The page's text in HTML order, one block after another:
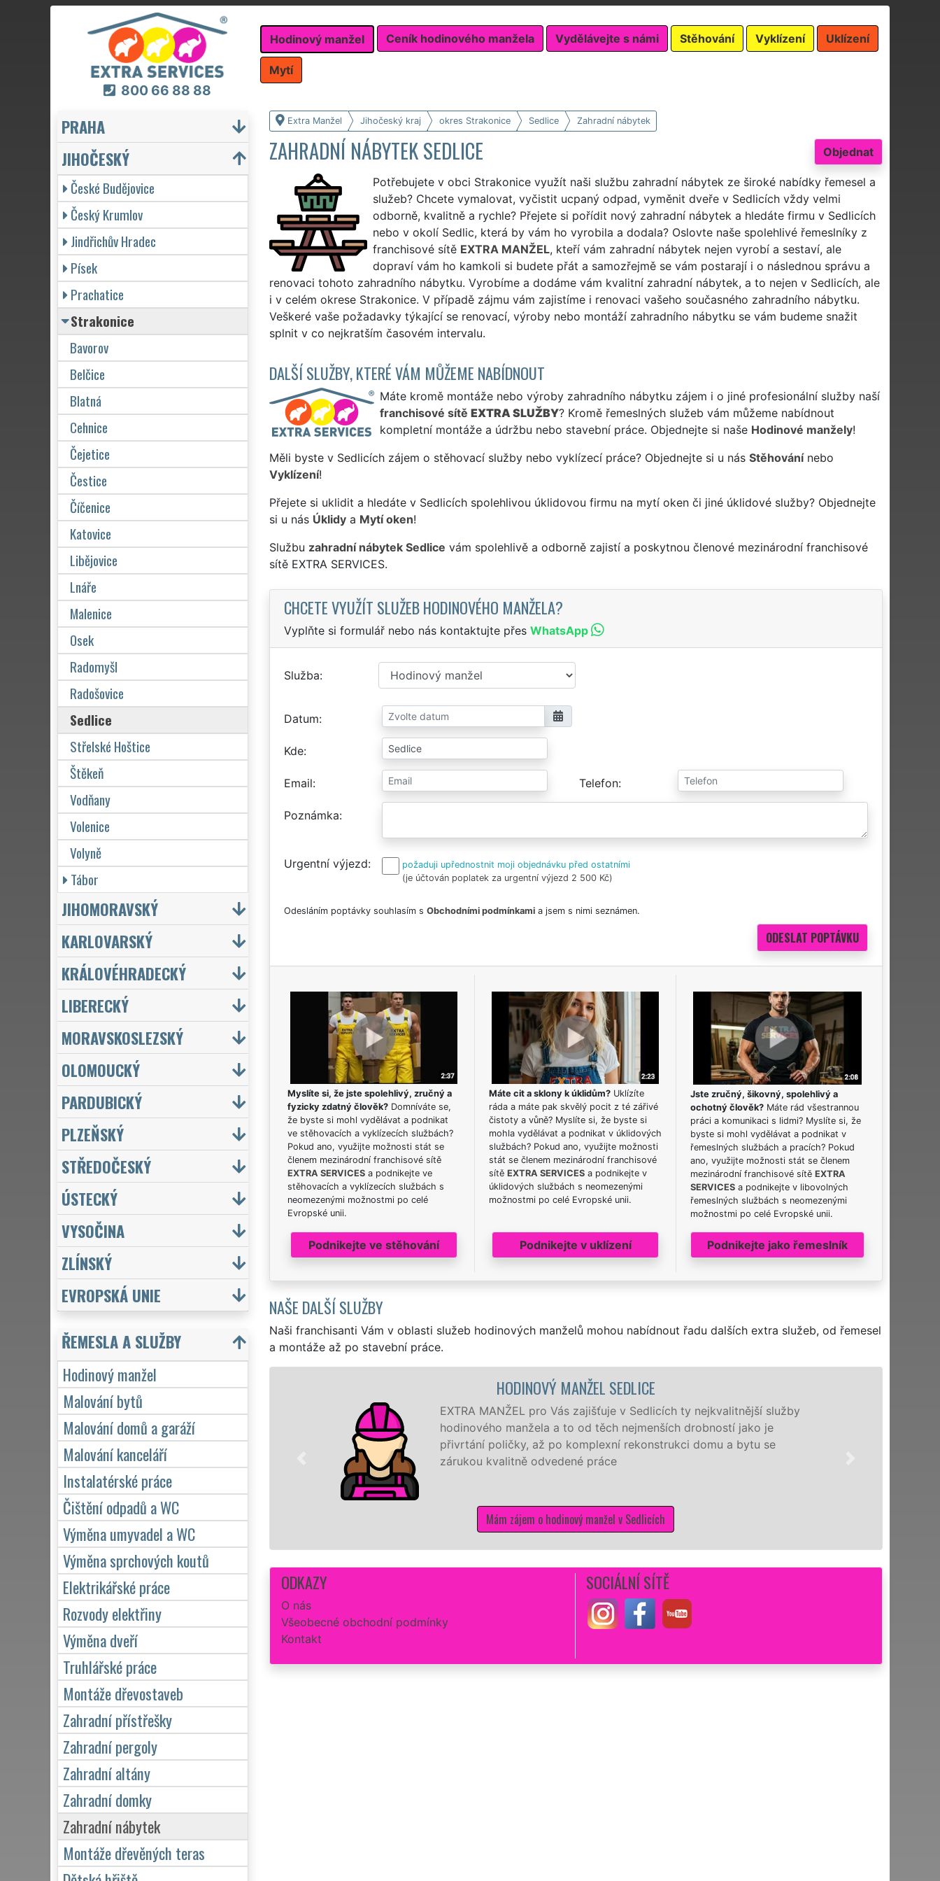
800 66 88 88
Hodinový manžel Ceník hodinového manžela Vydělávejte s námi Stěhování Vyklízení Uklízení
Mytí
Extra Manžel Jihočeský kraj okres Strakonice Sedlice Zahradní nábytek
Objednat
ZAHRADNÍ NÁBYTEK SEDLICE
Potřebujete v obci Strakonice využít naši službu zahradní nábytek ze široké nabídky řemesel a
služeb? Chcete vymalovat, vyčistit ucpaný odpad, vyměnit dveře v Sedlicích vždy velmi
odborně, kvalitně a rychle? Přejete si pořídit nový zahradní nábytek a hledáte firmu v Sedlicích
nebo v okolí Sedlic, která by vám ho vyrobila a dodala? Oslovte naše spolehlivé řemeslníky z
franchisové sítě EXTRA MANŽEL, kteří vám zahradní nábytek nejen vyrobí a sestaví, ale
dopraví vám ho kamkoli si budete přát a samozřejmě se vám postarají i o následnou správu a
renovaci tohoto zahradního nábytku. Vyrobíme a dodáme vám kvalitní zahradní nábytek, a to nejen v Sedlicích, ale
i v celém okrese Strakonice. V případě zájmu vám zajistíme i renovaci vašeho současného zahradního nábytku.
Veškeré vaše požadavky týkající se renovací, výroby nebo montáží zahradního nábytku se vám budeme snažit
splnit v co nejkratším časovém intervalu.
DALŠÍ SLUŽBY, KTERÉ VÁM MŮŽEME NABÍDNOUT
Máte kromě montáže nebo výroby zahradního nábytku zájem i o jiné profesionální služby naší
franchisové sítě EXTRA SLUŽBY? Kromě řemeslných služeb vám můžeme nabídnout
kompletní montáže a údržbu nebo stavební práce. Objednejte si naše Hodinové manžely!
Měli byste v Sedlicích zájem o stěhovací služby nebo vyklízecí práce? Objednejte si u nás Stěhovánínebo
Vyklízení!
Přejete si uklidit a hledáte v Sedlicích spolehlivou úklidovou firmu na mytí oken či jiné úklidové služby? Objednejte
si u nás Úklidya Mytí oken!
Službu zahradní nábytek Sedlice vám spolehlivě a odborně zajistí a poskytnou členové mezinárodní franchisové
sítě EXTRA SERVICES.
CHCETE VYUŽÍT SLUŽEB HODINOVÉHO MANŽELA?
Vyplňte si formulář nebo nás kontaktujte přes WhatsApp
Služba
Datum
Kde
Email Telefon
Poznámka
Urgentní výjezd
požaduji upřednostnit moji objednávku před ostatními
(je účtován poplatek za urgentní výjezd 2 500 Kč)
Odesláním poptávky souhlasím s Obchodními podmínkamia jsem s nimi seznámen.
Myslíte si, že jste spolehlivý, zručný a
fyzicky zdatný člověk?Domníváte se,
že byste si mohl vydělávat a podnikat
ve stěhovacích a vyklízecích službách?
Pokud ano, využijte možnosti stát se
členem mezinárodní franchisové sítě
EXTRA SERVICESa podnikejte ve
stěhovacích a vyklízecích službách s
neomezenými možnostmi po celé
Evropské unii.
Podnikejte ve stěhování
Máte cit a sklony k úklidům?Uklízíte
ráda a máte pak skvělý pocit z té zářivé
čistoty a vůně? Myslíte si, že byste si
mohla vydělávat a podnikat v úklidových
službách? Pokud ano, využijte možnosti
stát se členem mezinárodní franchisové
sítě EXTRA SERVICESa podnikejte v
úklidových službách s neomezenými
možnostmi po celé Evropské unii.
Podnikejte v uklízení
Jste zručný, šikovný, spolehlivý a
ochotný člověk? Máte rád všestrannou
práci a komunikaci s lidmi? Myslíte si, že
byste si mohl vydělávat a podnikat v
řemeslných službách a pracích? Pokud
ano, využijte možnosti stát se členem
mezinárodní franchisové sítěEXTRA
SERVICES a podnikejte v libovolných
řemeslných službách s neomezenými
možnostmi po celé Evropské unii.
Podnikejte jako řemeslník
NAŠE DALŠÍ SLUŽBY
Naši franchisanti Vám v oblasti služeb hodinových manželů mohou nabídnout řadu dalších extra služeb, od řemesel
a montáže až po stavební práce.
HODINOVÝ MANŽEL SEDLICE
EXTRA MANŽEL pro Vás zajišťuje v Sedlicích ty nejkvalitnější služby
hodinového manžela a to od těch nejmenších drobností jako je
přivrtání poličky, až po komplexní rekonstrukci domu a bytu se
zárukou kvalitně odvedené práce
Mám zájem o hodinový manžel v Sedlicích
ODKAZY
O nás
Všeobecné obchodní podmínky
Kontakt
SOCIÁLNÍ SÍTĚ
PRAHA
JIHOČESKÝ
České Budějovice
Český Krumlov
Jindřichův Hradec
Písek
Prachatice
Strakonice
Bavorov
Belčice
Blatná
Cehnice
Čejetice
Čestice
Číčenice
Katovice
Libějovice
Lnáře
Malenice
Osek
Radomyšl
Radošovice
Sedlice
Střelské Hoštice
Štěkeň
Vodňany
Volenice
Volyně
Tábor
JIHOMORAVSKÝ
KARLOVARSKÝ
KRÁLOVÉHRADECKÝ
LIBERECKÝ
MORAVSKOSLEZSKÝ
OLOMOUCKÝ
PARDUBICKÝ
PLZEŇSKÝ
STŘEDOČESKÝ
ÚSTECKÝ
VYSOČINA
ZLÍNSKÝ
EVROPSKÁ UNIE
ŘEMESLA A SLUŽBY
Hodinový manžel
Malování bytů
Malování domů a garáží
Malování kanceláří
Instalatérské práce
Čištění odpadů a WC
Výměna umyvadel a WC
Výměna sprchových koutů
Elektrikářské práce
Rozvody elektřiny
Výměna dveří
Truhlářské práce
Montáže dřevostaveb
Zahradní přístřešky
Zahradní pergoly
Zahradní altány
Zahradní domky
Zahradní nábytek
Montáže dřevěných teras